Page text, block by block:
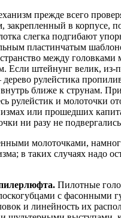
прежде всего
в корпусе,
слегка подгибают
пластинчатым
между
штейнунг велик, из-
рулейстика
ближе к струнам.
рулейстик и молоточки
или прошедших
ни разу не
молоточками,
в таких случаях надо
Пилотные
с фасонными
и линей­ность их